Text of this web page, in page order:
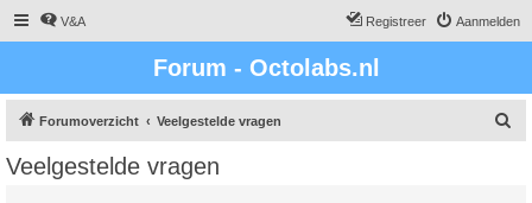
V&A Aanmelden
Registreer
Forum - Octolabs.nl
Forumoverzicht Veelgestelde vragen
Veelgestelde vragen